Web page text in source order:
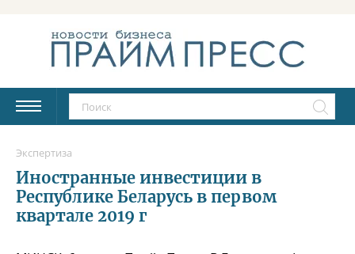
Экспертиза
Иностранные инвестиции в
Республике Беларусь в первом
квартале 2019 г